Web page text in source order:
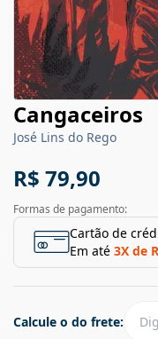
Cangaceiros
José Lins do Rego
R$ 79,90
Formas de pagamento:
Cartão de
Em até 3X de
Calcule o do frete: